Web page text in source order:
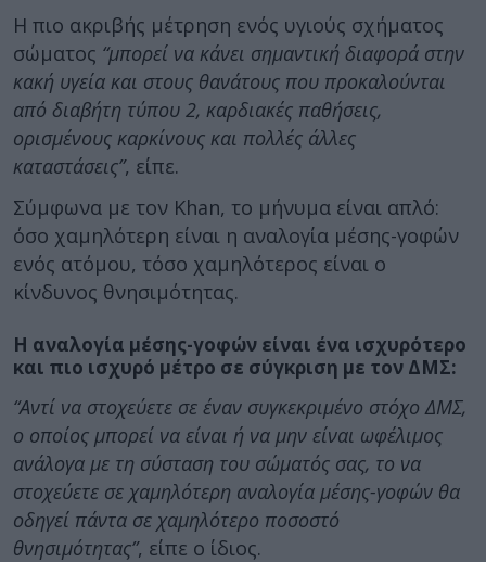
Η πιο ακριβής μέτρηση ενός υγιούς σχήματος
σώματος “μπορεί να κάνει σημαντική διαφορά στην
κακή υγεία και στους θανάτους που προκαλούνται
από διαβήτη τύπου 2, καρδιακές παθήσεις,
ορισμένους καρκίνους και πολλές άλλες
καταστάσεις”, είπε.
Σύμφωνα με τον Khan, το μήνυμα είναι απλό:
όσο χαμηλότερη είναι η αναλογία μέσης-γοφών
ενός ατόμου, τόσο χαμηλότερος είναι ο
κίνδυνος θνησιμότητας.
Η αναλογία μέσης-γοφών είναι ένα ισχυρότερο
και πιο ισχυρό μέτρο σε σύγκριση με τον ΔΜΣ:
“Αντί να στοχεύετε σε έναν συγκεκριμένο στόχο ΔΜΣ,
ο οποίος μπορεί να είναι ή να μην είναι ωφέλιμος
ανάλογα με τη σύσταση του σώματός σας, το να
στοχεύετε σε χαμηλότερη αναλογία μέσης-γοφών θα
οδηγεί πάντα σε χαμηλότερο ποσοστό
θνησιμότητας”, είπε ο ίδιος.